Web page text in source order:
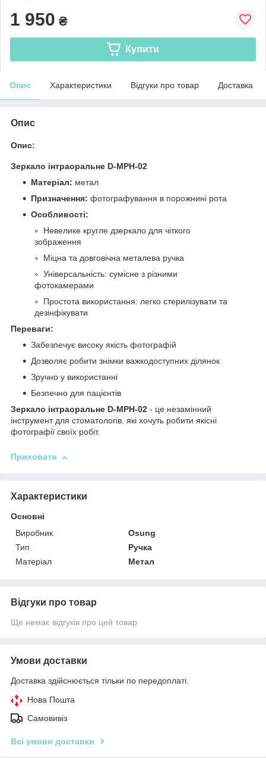
1 950 ₴
Купити
Опис Характеристики Відгуки про товар Доставка
Опис
Опис:
Зеркало інтраоральне D-MPH-02
Матеріал: метал
Призначення: фотографування в порожнині рота
Особливості:
Невелике кругле дзеркало для чіткого
зображення
Міцна та довговічна металева ручка
Універсальність: сумісне з різними
фотокамерами
Простота використання: легко стерилізувати та
дезінфікувати
Переваги:
Забезпечує високу якість фотографій
Дозволяє робити знімки важкодоступних ділянок
Зручно у використанні
Безпечно для пацієнтів
Зеркало інтраоральне D-MPH-02 - це незамінний
інструмент для стоматологів, які хочуть робити якісні
фотографії своїх робіт.
Приховати
Характеристики
Основні
Виробник
Osung
Тип
Ручка
Матеріал
Метал
Відгуки про товар
Ще немає відгуків про цей товар
Умови доставки
Доставка здійснюється тільки по передоплаті.
Нова Пошта
Самовивіз
Всі умови доставки